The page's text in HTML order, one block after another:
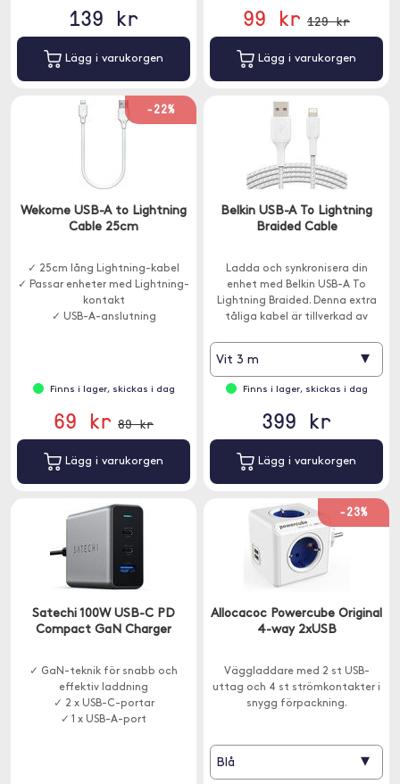
139 kr
Lägg i varukorgen
99 kr 129 kr
Lägg i varukorgen
-22%
Wekome USB-A to Lightning
Cable 25cm
✓ 25cm lång Lightning-kabel
✓ Passar enheter med Lightning-
kontakt
✓ USB-A-anslutning
Finns i lager, skickas i dag
69 kr 89 kr
Lägg i varukorgen
Belkin USB-A To Lightning
Braided Cable
Ladda och synkronisera din
enhet med Belkin USB-A To
Lightning Braided. Denna extra
tåliga kabel är tillverkad av
look och känsla som
kompletterar dina enheter.
Vit 3 m ▾
Finns i lager, skickas i dag
399 kr
Lägg i varukorgen
Satechi 100W USB-C PD
Compact GaN Charger
✓ GaN-teknik för snabb och
effektiv laddning
✓ 2 x USB-C-portar
✓ 1 x USB-A-port
-23%
Allocacoc Powercube Original
4-way 2xUSB
Väggladdare med 2 st USB-
uttag och 4 st strömkontakter i
snygg förpackning.
Blå ▾